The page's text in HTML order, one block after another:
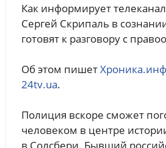
Как информирует телеканал
Сергей Скрипаль в
готовят к разговору с
Об этом пишет
24tv.ua.
Полиция вскоре сможет
человеком в центре
в Солсбери. Бывший